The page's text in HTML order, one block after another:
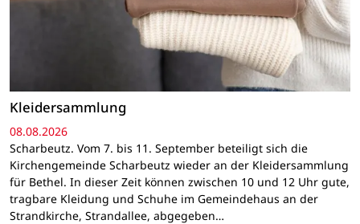
Kleidersammlung
08.08.2026
Scharbeutz. Vom 7. bis 11. September beteiligt sich die
Kirchengemeinde Scharbeutz wieder an der Kleidersammlung
für Bethel. In dieser Zeit können zwischen 10 und 12 Uhr gute,
tragbare Kleidung und Schuhe im Gemeindehaus an der
Strandkirche, Strandallee, abgegeben…